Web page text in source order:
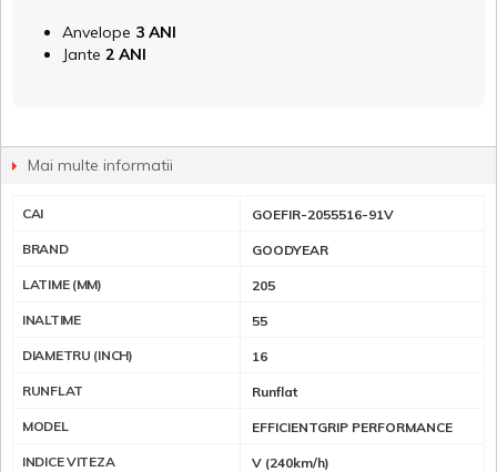
Anvelope 3 ANI
Jante 2 ANI
Mai multe informatii
CAI GOEFIR-2055516-91V
BRAND GOODYEAR
LATIME (MM) 205
INALTIME 55
DIAMETRU (INCH) 16
RUNFLAT Runflat
MODEL EFFICIENTGRIP PERFORMANCE
INDICE VITEZA V (240km/h)